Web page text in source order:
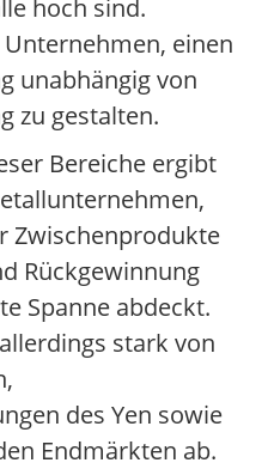
hoch sind.
einen
unabhängig von
zu gestalten.
Bereiche ergibt
Zwischenprodukte
Rückgewinnung
Spanne abdeckt.
stark von
des Yen sowie
Endmärkten ab.